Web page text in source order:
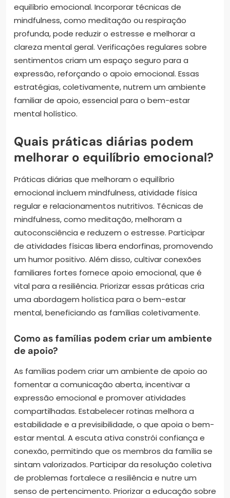
equilíbrio emocional. Incorporar técnicas de
mindfulness, como meditação ou respiração
profunda, pode reduzir o estresse e melhorar a
clareza mental geral. Verificações regulares sobre
sentimentos criam um espaço seguro para a
expressão, reforçando o apoio emocional. Essas
estratégias, coletivamente, nutrem um ambiente
familiar de apoio, essencial para o bem-estar
mental holístico.
Quais práticas diárias podem
melhorar o equilíbrio emocional?
Práticas diárias que melhoram o equilíbrio
emocional incluem mindfulness, atividade física
regular e relacionamentos nutritivos. Técnicas de
mindfulness, como meditação, melhoram a
autoconsciência e reduzem o estresse. Participar
de atividades físicas libera endorfinas, promovendo
um humor positivo. Além disso, cultivar conexões
familiares fortes fornece apoio emocional, que é
vital para a resiliência. Priorizar essas práticas cria
uma abordagem holística para o bem-estar
mental, beneficiando as famílias coletivamente.
Como as famílias podem criar um ambiente
de apoio?
As famílias podem criar um ambiente de apoio ao
fomentar a comunicação aberta, incentivar a
expressão emocional e promover atividades
compartilhadas. Estabelecer rotinas melhora a
estabilidade e a previsibilidade, o que apoia o bem-
estar mental. A escuta ativa constrói confiança e
conexão, permitindo que os membros da família se
sintam valorizados. Participar da resolução coletiva
de problemas fortalece a resiliência e nutre um
senso de pertencimento. Priorizar a educação sobre